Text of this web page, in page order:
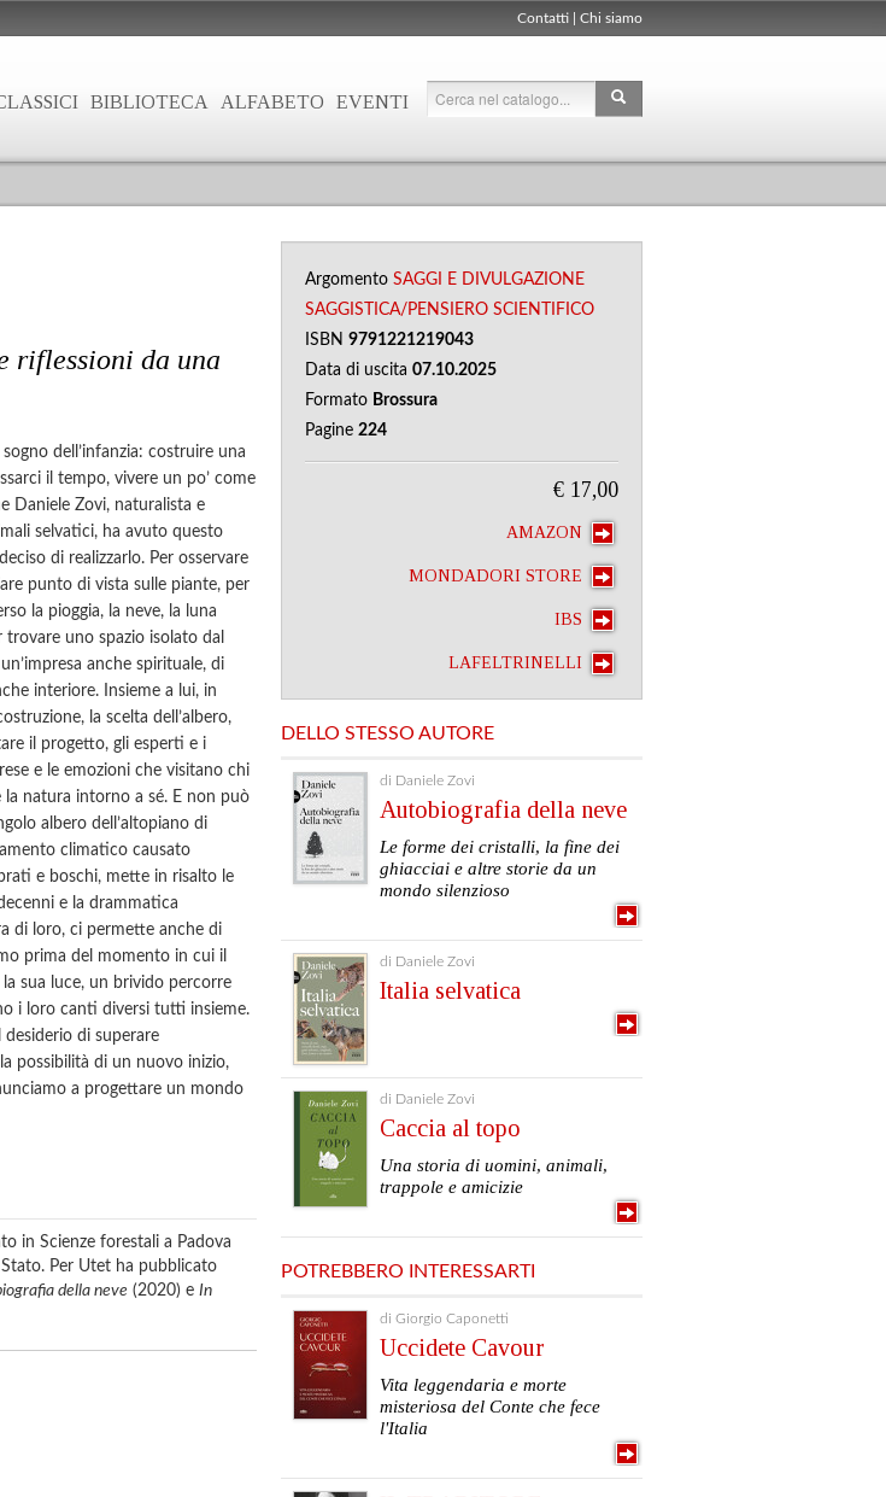
Contatti Chi siamo
BIBLIOTECA ALFABETO EVENTI
riflessioni da una
dell’infanzia: costruire una
il tempo, vivere un po’ come
Daniele Zovi, naturalista e
selvatici, ha avuto questo
di realizzarlo. Per osservare
punto di vista sulle piante, per
la pioggia, la neve, la luna
trovare uno spazio isolato dal
anche spirituale, di
interiore. Insieme a lui, in
la scelta dell’albero,
il progetto, gli esperti e i
e le emozioni che visitano chi
la natura intorno a sé. E non può
albero dell’altopiano di
climatico causato
e boschi, mette in risalto le
e la drammatica
di loro, ci permette anche di
prima del momento in cui il
sua luce, un brivido percorre
i loro canti diversi tutti insieme.
desiderio di superare
possibilità di un nuovo inizio,
a progettare un mondo
in Scienze forestali a Padova
Per Utet ha pubblicato
della neve (2020) e In
Argomento SAGGI E DIVULGAZIONE
SAGGISTICA/PENSIERO SCIENTIFICO
ISBN 9791221219043
Data di uscita 07.10.2025
Formato Brossura
Pagine 224
€ 17,00
AMAZON
MONDADORI STORE
IBS
LAFELTRINELLI
DELLO STESSO AUTORE
di Daniele Zovi
Autobiografia della neve
Le forme dei cristalli, la fine dei
ghiacciai e altre storie da un
mondo silenzioso
di Daniele Zovi
Italia selvatica
di Daniele Zovi
Caccia al topo
Una storia di uomini, animali,
trappole e amicizie
POTREBBERO INTERESSARTI
di Giorgio Caponetti
Uccidete Cavour
Vita leggendaria e morte
misteriosa del Conte che fece
l'Italia